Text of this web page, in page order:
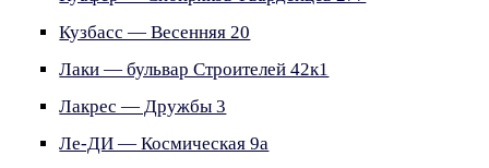
Кузбасс — Весенняя 20
Лаки — бульвар Строителей 42к1
Лакрес — Дружбы 3
Ле-ДИ — Космическая 9а